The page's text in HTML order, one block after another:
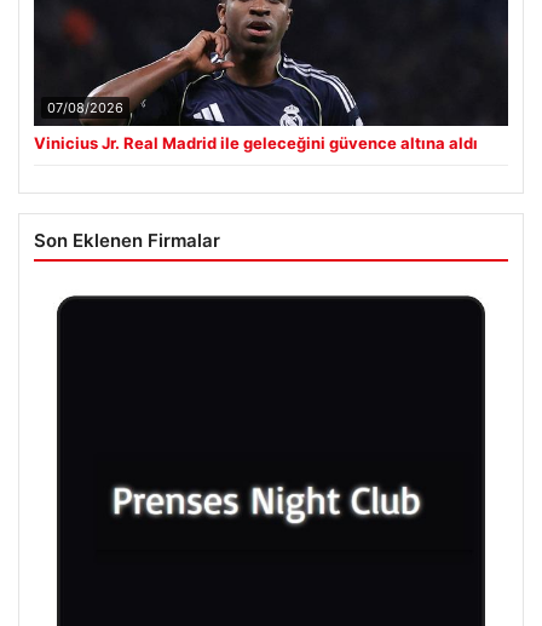
07/08/2026
Vinicius Jr. Real Madrid ile geleceğini güvence altına aldı
Son Eklenen Firmalar